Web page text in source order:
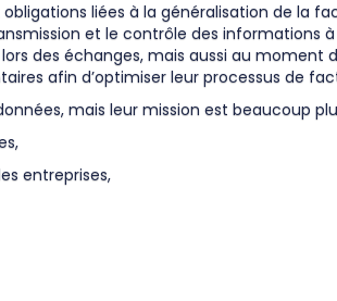
liées à la généralisation de la
et le contrôle des informations
des échanges, mais aussi au moment
afin d’optimiser leur processus de
mais leur mission est beaucoup
entreprises,